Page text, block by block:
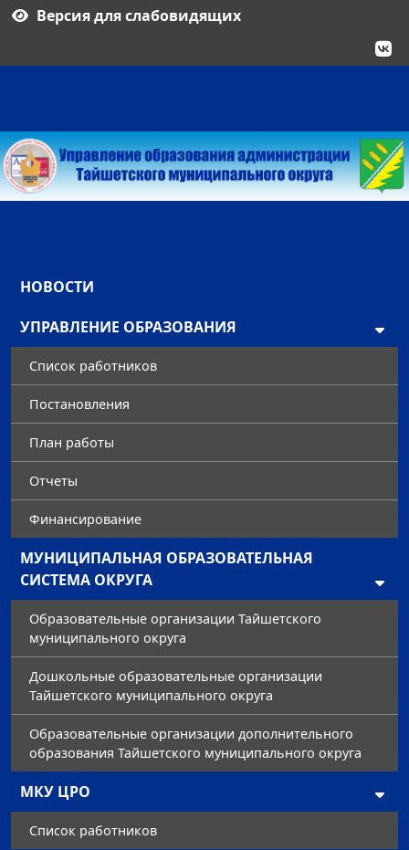
Версия для слабовидящих
НОВОСТИ
УПРАВЛЕНИЕ ОБРАЗОВАНИЯ
Список работников
Постановления
План работы
Отчеты
Финансирование
МУНИЦИПАЛЬНАЯ ОБРАЗОВАТЕЛЬНАЯ
СИСТЕМА ОКРУГА
Образовательные организации Тайшетского
муниципального округа
Дошкольные образовательные организации
Тайшетского муниципального округа
Образовательные организации дополнительного
образования Тайшетского муниципального округа
МКУ ЦРО
Список работников